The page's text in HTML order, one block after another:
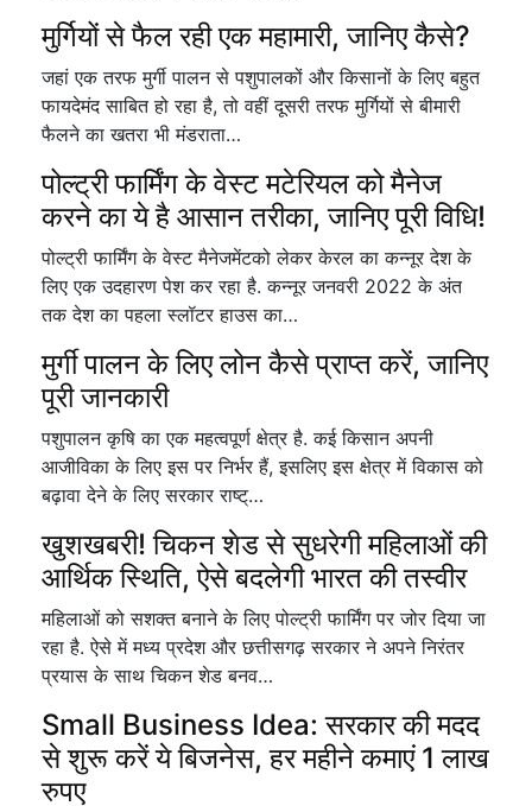
मुर्गियों से फैल रही एक महामारी, जानिए कैसे?
जहां एक तरफ मुर्गी पालन से पशुपालकों और किसानों के लिए बहुत
फायदेमंद साबित हो रहा है, तो वहीं दूसरी तरफ मुर्गियों से बीमारी
फैलने का खतरा भी मंडराता…
पोल्ट्री फार्मिंग के वेस्ट मटेरियल को मैनेज
करने का ये है आसान तरीका, जानिए पूरी विधि!
पोल्ट्री फार्मिंग के वेस्ट मैनेजमेंटको लेकर केरल का कन्नूर देश के
लिए एक उदहारण पेश कर रहा है. कन्नूर जनवरी 2022 के अंत
तक देश का पहला स्लॉटर हाउस का…
मुर्गी पालन के लिए लोन कैसे प्राप्त करें, जानिए
पूरी जानकारी
पशुपालन कृषि का एक महत्वपूर्ण क्षेत्र है. कई किसान अपनी
आजीविका के लिए इस पर निर्भर हैं, इसलिए इस क्षेत्र में विकास को
बढ़ावा देने के लिए सरकार राष्ट्…
खुशखबरी! चिकन शेड से सुधरेगी महिलाओं की
आर्थिक स्थिति, ऐसे बदलेगी भारत की तस्वीर
महिलाओं को सशक्त बनाने के लिए पोल्ट्री फार्मिंग पर जोर दिया जा
रहा है. ऐसे में मध्य प्रदेश और छत्तीसगढ़ सरकार ने अपने निरंतर
प्रयास के साथ चिकन शेड बनव…
Small Business Idea: सरकार की मदद
से शुरू करें ये बिजनेस, हर महीने कमाएं 1 लाख
रुपए